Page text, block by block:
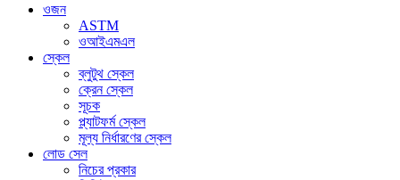
ওজন
ASTM
ওআইএমএল
স্কেল
ব্লুটুথ স্কেল
ক্রেন স্কেল
সূচক
প্ল্যাটফর্ম স্কেল
মূল্য নির্ধারণের স্কেল
লোড সেল
নিচের প্রকার